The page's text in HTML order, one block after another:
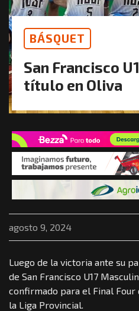
BÁSQUET
San Francisco
título en Oliva
agosto 9, 2024
Luego de la victoria ante su
de San Francisco U17
confirmado para el Final
la Liga Provincial.